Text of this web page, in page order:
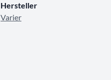
Hersteller
Varier